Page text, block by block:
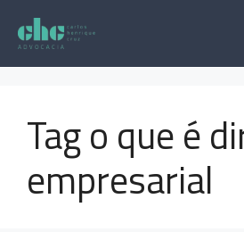
para
conteúdo
Tag o que é
empresarial